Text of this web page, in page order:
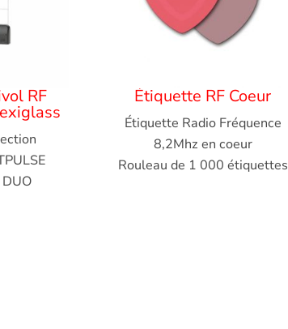
RF Étiquette RF Coeur
Étiquette Radio Fréquence
8,2Mhz en coeur
Rouleau de 1 000 étiquettes